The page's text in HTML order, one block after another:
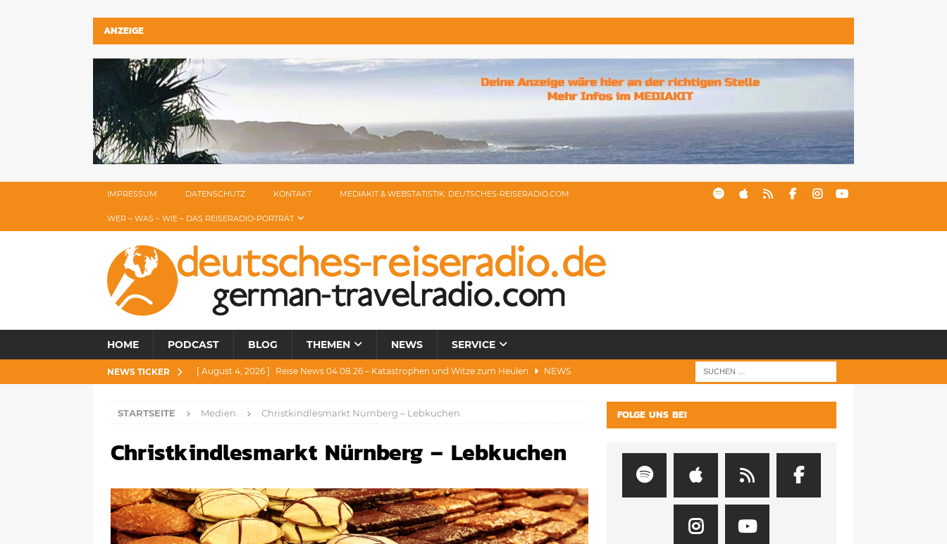
ANZEIGE
IMPRESSUM DATENSCHUTZ KONTAKT MEDIAKIT & WEBSTATISTIK: DEUTSCHES-REISERADIO.COM
WER – WAS – WIE – DAS REISERADIO-PORTRÄT
HOME PODCAST BLOG THEMEN NEWS SERVICE
NEWS TICKER [ August 4, 2026 ] Reise News 04.08.26 – Katastrophen und Witze zum Heulen NEWS
[ Juli 28, 2026 ] Reise News 28.07.26 – Umwelt, Politik, Protest & Warnung
[ Juli 23, 2026 ] Reise News 23.07.26 – Condor, Scooter, Brände, Baustellen NEWS
Reise News 06.08.26 – Luxus, Cool, Wasser & „Flug”-Hunde
STARTSEITE Medien Christkindlesmarkt Nürnberg – Lebkuchen
Christkindlesmarkt Nürnberg – Lebkuchen
FOLGE UNS BEI